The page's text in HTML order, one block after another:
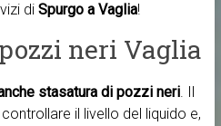
di Spurgo a Vaglia!
neri Vaglia
stasatura di pozzi neri. Il
il livello del liquido e,